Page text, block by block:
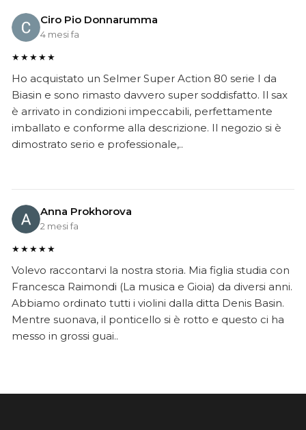
Ciro Pio Donnarumma
4 mesi fa
★★★★★
Ho acquistato un Selmer Super Action 80 serie I da
Biasin e sono rimasto davvero super soddisfatto. Il sax
è arrivato in condizioni impeccabili, perfettamente
imballato e conforme alla descrizione. Il negozio si è
dimostrato serio e professionale,..
Anna Prokhorova
2 mesi fa
★★★★★
Volevo raccontarvi la nostra storia. Mia figlia studia con
Francesca Raimondi (La musica e Gioia) da diversi anni.
Abbiamo ordinato tutti i violini dalla ditta Denis Basin.
Mentre suonava, il ponticello si è rotto e questo ci ha
messo in grossi guai..